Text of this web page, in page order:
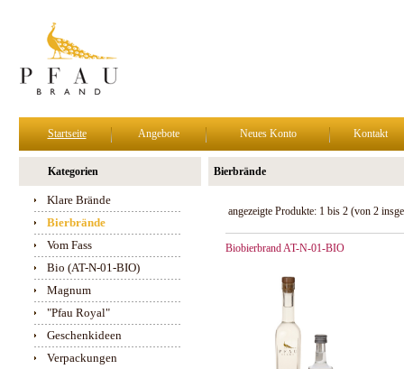
Startseite Angebote Neues Konto Kontakt
Kategorien
Klare Brände
Bierbrände
Vom Fass
Bio (AT-N-01-BIO)
Magnum
"Pfau Royal"
Geschenkideen
Verpackungen
Bierbrände
angezeigte Produkte: 1 bis 2 (von 2
Biobierbrand AT-N-01-BIO